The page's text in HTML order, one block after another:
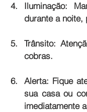
Iluminação:
durante a noite,
Trânsito:
cobras.
Alerta: Fique
sua casa ou
imediatamente